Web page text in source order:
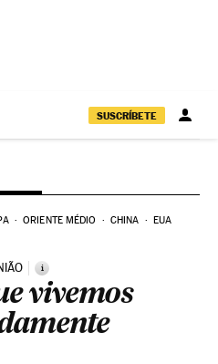
SUSCRÍBETE
ORIENTE MÉDIO CHINA EUA
i
vivemos